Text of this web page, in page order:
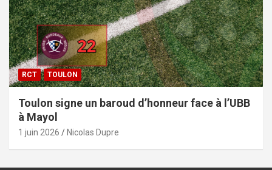
RCT TOULON
Toulon signe un baroud d’honneur face à l’UBB
à Mayol
1 juin 2026 Nicolas Dupre